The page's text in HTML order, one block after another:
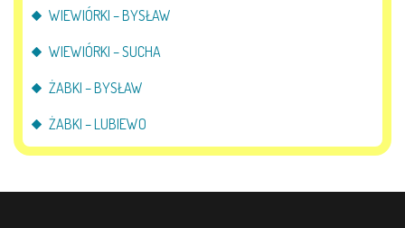
WIEWIÓRKI – BYSŁAW
WIEWIÓRKI – SUCHA
ŻABKI – BYSŁAW
ŻABKI – LUBIEWO